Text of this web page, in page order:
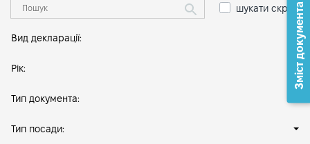
шукати скрізь
Вид декларації:
Рік:
Тип документа:
Тип посади:
Зміст документа